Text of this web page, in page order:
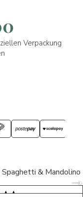
Verpackung
& Mandolino
5/5
5/5